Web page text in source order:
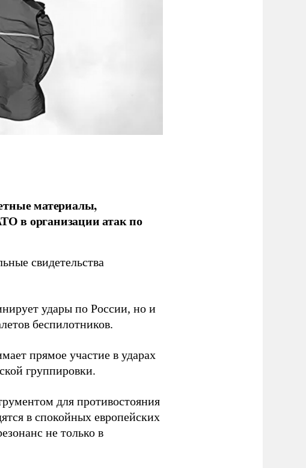
материалы,
в организации атак по
свидетельства
удары по России, но и
беспилотников.
прямое участие в ударах
группировки.
для противостояния
в спокойных европейских
не только в